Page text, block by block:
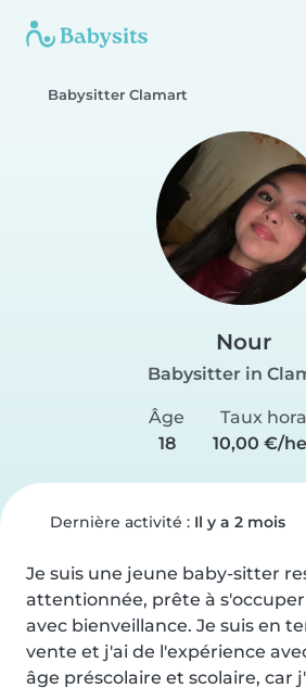
Babysitter Clamart
Nour
Babysitter in
Âge
18
Taux
10,00 €/
Dernière activité : Il y a 2 mois
Je suis une jeune baby-sitter
attentionnée, prête à
avec bienveillance. Je suis en
vente et j'ai de l'expérience
âge préscolaire et scolaire, car